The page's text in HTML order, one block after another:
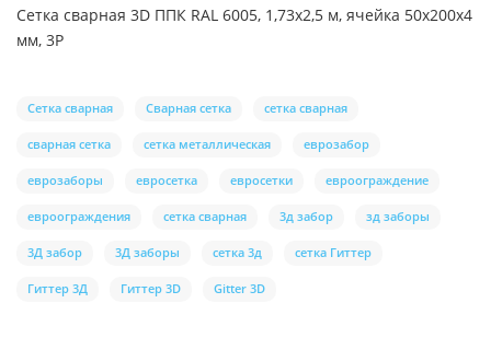
Сетка сварная 3D ППК RAL 6005, 1,73x2,5 м, ячейка 50x200x4
мм, 3Р
Сетка сварная Сварная сетка сетка сварная
сварная сетка сетка металлическая еврозабор
еврозаборы евросетка евросетки евроограждение
евроограждения сетка сварная 3д забор зд заборы
3Д забор 3Д заборы сетка 3д сетка Гиттер
Гиттер 3Д Гиттер 3D Gitter 3D